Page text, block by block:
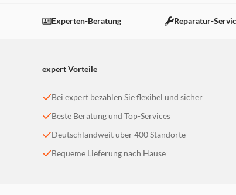
Einstellungen anpassen
Experten-Beratung Reparatur-
expert Vorteile
Bei expert bezahlen Sie flexibel und sicher
Beste Beratung und Top-Services
Deutschlandweit über 400 Standorte
Bequeme Lieferung nach Hause